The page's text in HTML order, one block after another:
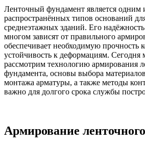
Ленточный фундамент является одним
распространённых типов оснований
среднеэтажных зданий. Его
многом зависят от правильного
обеспечивает необходимую прочность
устойчивость к деформациям.
рассмотрим технологию армирования
фундамента, основы выбора
монтажа арматуры, а также методы
важно для долгого срока службы
Армирование